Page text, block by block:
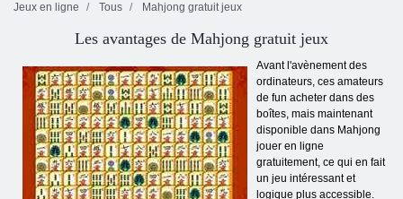
Jeux en ligne Tous Mahjong gratuit jeux
Les avantages de Mahjong gratuit jeux
Avant l'avènement des
ordinateurs, ces amateurs
de fun acheter dans des
boîtes, mais maintenant
disponible dans Mahjong
jouer en ligne
gratuitement, ce qui en fait
un jeu intéressant et
logique plus accessible.